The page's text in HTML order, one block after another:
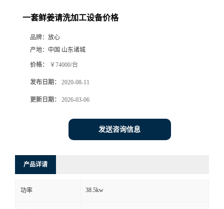
一套鲜姜请洗加工设备价格
品牌： 放心
产地： 中国 山东诸城
价格： ￥74000/台
发布日期： 2020-08-11
更新日期： 2026-03-06
发送咨询信息
产品详请
功率 38.5kw